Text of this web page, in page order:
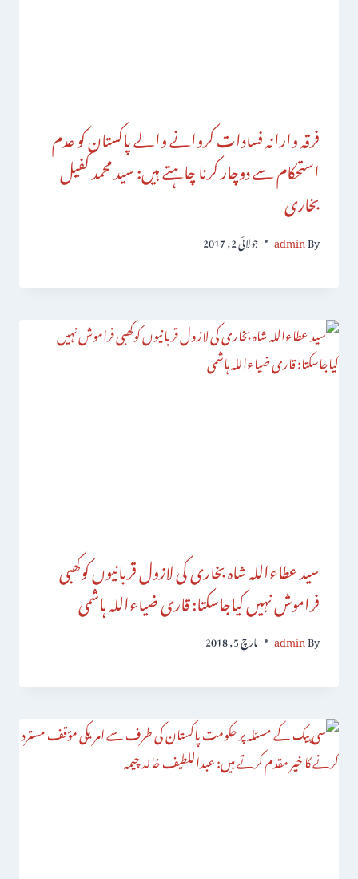
فرقہ وارانہ فسادات کروانے والے پاکستان کو عدم
استحکام سے دوچار کرنا چاہتے ہیں: سید محمد کفیل
بخاری
By
admin جولائی 2, 2017
سید عطاءاللہ شاہ بخاری کی لازول قربانیوں کوکھبی
فراموش نہیں کیاجاسکتا: قاری ضیاءاللہ ہاشمی
By
admin مارچ 5, 2018